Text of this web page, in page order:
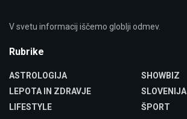
V svetu informacij iščemo globlji odmev.
Rubrike
ASTROLOGIJA
LEPOTA IN ZDRAVJE
LIFESTYLE
SHOWBIZ
SLOVENIJA
ŠPORT